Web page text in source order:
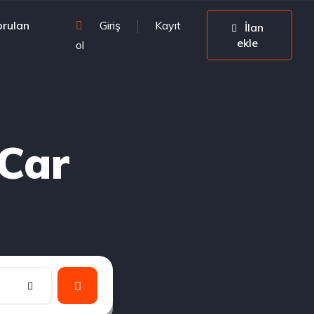
Giriş
Kayıt
ol
İlan
ekle